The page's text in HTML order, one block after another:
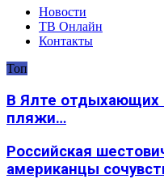
Новости
ТВ Онлайн
Контакты
Топ
В Ялте отдыхающих
пляжи…
Российская
американцы